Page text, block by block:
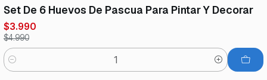
Set De 6 Huevos De Pascua Para Pintar Y Decorar
$3.990
$4.990
Cantidad